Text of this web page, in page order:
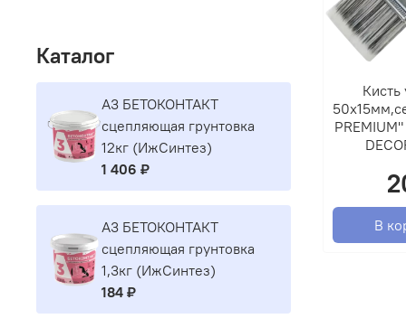
Кисть
В
Каталог
A3 БЕТОКОНТАКТ
сцепляющая грунтовка
12кг (ИжСинтез)
1 406 ₽
A3 БЕТОКОНТАКТ
сцепляющая грунтовка
1,3кг (ИжСинтез)
184 ₽